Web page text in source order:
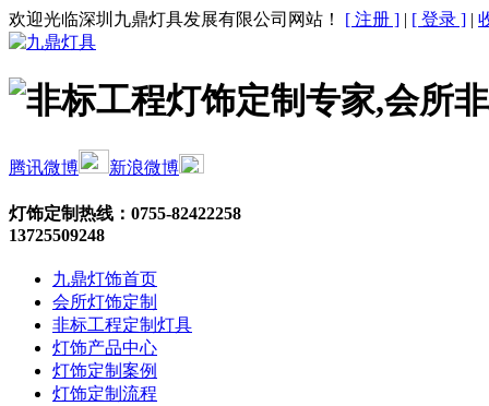
欢迎光临深圳九鼎灯具发展有限公司网站！ [ 注册 ] | [ 登录 ] |
腾讯微博 新浪微博
灯饰定制热线： 0755-82422258
13725509248
九鼎灯饰首页
会所灯饰定制
非标工程定制灯具
灯饰产品中心
灯饰定制案例
灯饰定制流程